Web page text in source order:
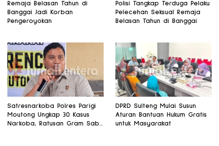
Remaja Belasan Tahun di
Banggai Jadi Korban
Pengeroyokan
Polisi Tangkap Terduga Pelaku
Pelecehan Seksual Remaja
Belasan Tahun di Banggai
Satresnarkoba Polres Parigi
Moutong Ungkap 30 Kasus
Narkoba, Ratusan Gram Sabu
DPRD Sulteng Mulai Susun
Aturan Bantuan Hukum Gratis
untuk Masyarakat